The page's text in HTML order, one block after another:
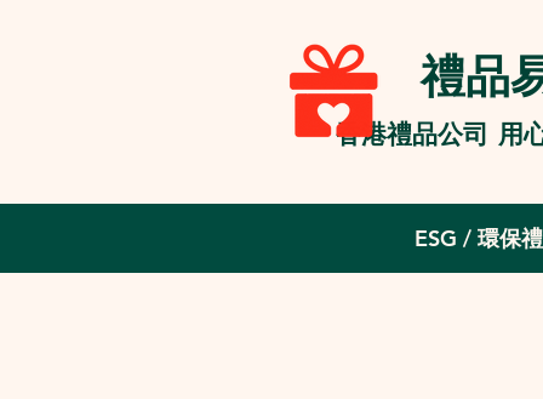
香港禮品公司 用
禮品
ESG / 環保